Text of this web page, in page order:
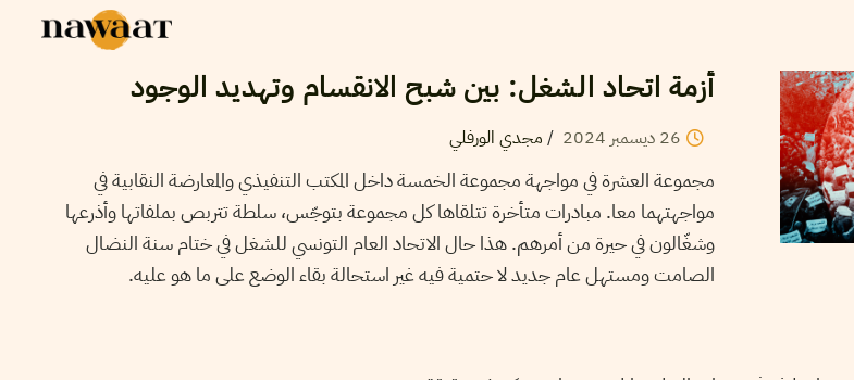
أزمة اتحاد الشغل: بين شبح الانقسام وتهديد الوجود
26 ديسمبر 2024
/ مجدي الورفلي
مجموعة العشرة في مواجهة مجموعة الخمسة داخل المكتب التنفيذي والمعارضة النقابية في
مواجهتهما معا. مبادرات متأخرة تتلقاها كل مجموعة بتوجّس، سلطة تتربص بملفاتها وأذرعها
وشغّالون في حيرة من أمرهم. هذا حال الاتحاد العام التونسي للشغل في ختام سنة النضال
الصامت ومستهل عام جديد لا حتمية فيه غير استحالة بقاء الوضع على ما هو عليه.